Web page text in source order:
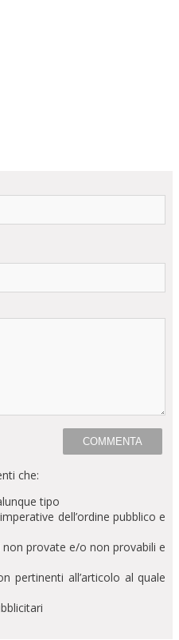
che:
tipo
dell’ordine pubblico e
provate e/o non provabili e
pertinenti all’articolo al quale